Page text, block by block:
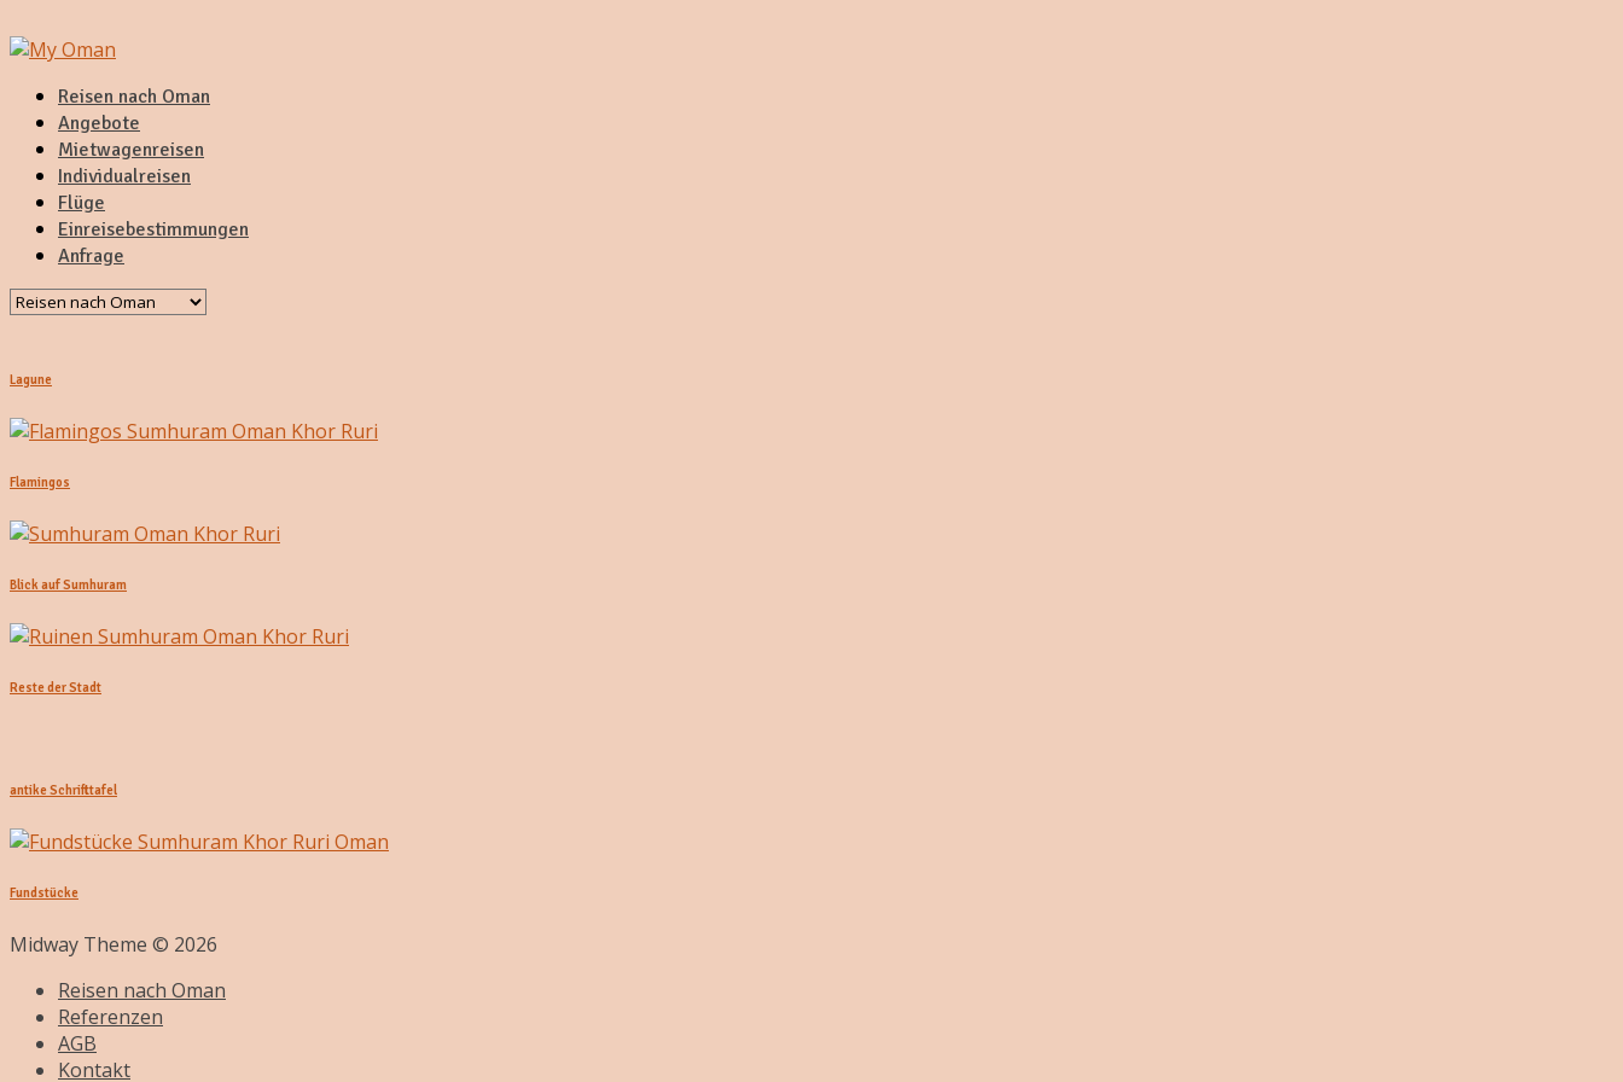
Reisen nach Oman
Angebote
Mietwagenreisen
Individualreisen
Flüge
Einreisebestimmungen
Anfrage
Lagune
Flamingos
Blick auf Sumhuram
Reste der Stadt
antike Schrifttafel
Fundstücke
Midway Theme © 2026
Reisen nach Oman
Referenzen
AGB
Kontakt